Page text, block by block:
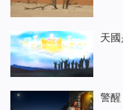
天
警醒